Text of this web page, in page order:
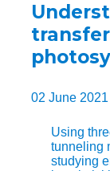
02 June 2021
Using
tunneling
studying